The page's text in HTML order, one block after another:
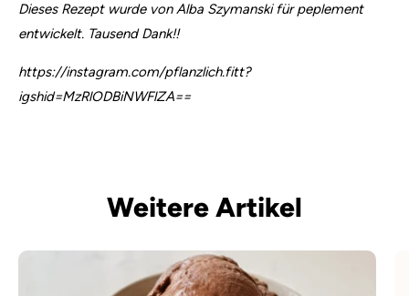
Dieses Rezept wurde von Alba Szymanski für peplement
entwickelt. Tausend Dank!!
https://instagram.com/pflanzlich.fitt?
igshid=MzRlODBiNWFlZA==
Weitere Artikel